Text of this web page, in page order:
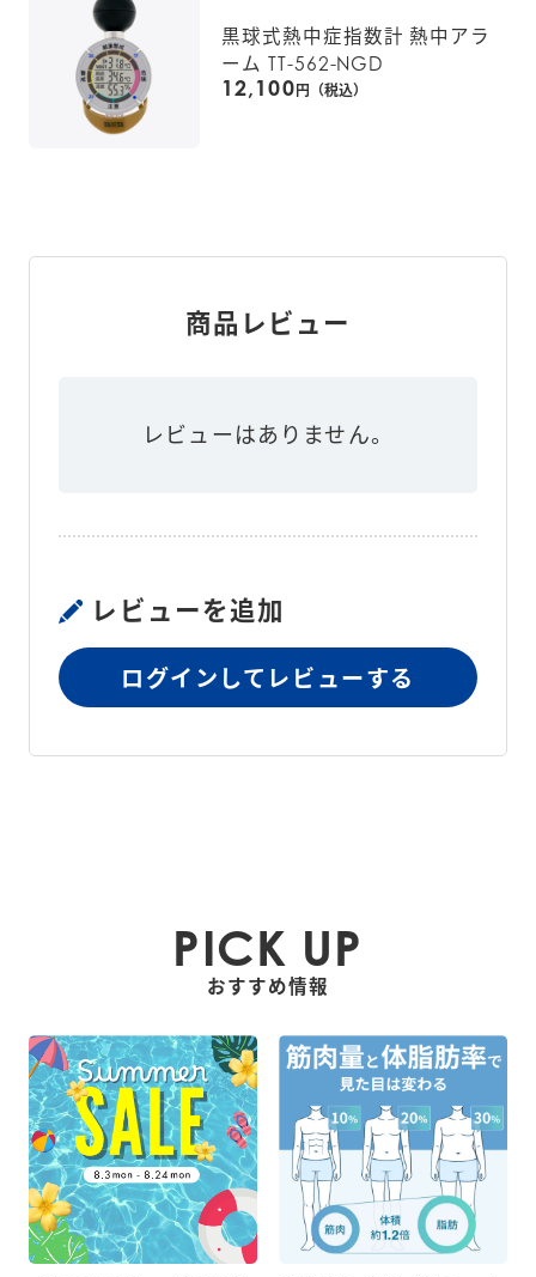
電池寿命
約6ヶ月（1日24回アラームが鳴っ
た場合、アラームの音量や注意レ
ベルによる）
ビナ、ドライバー、お試し用電
（保証書付き）
TC-210（ホワイト）：49047850
本体寸法
本体質量 約 65g
個装箱寸法
幅 80mm × 高さ 180mm × 奥行
42mm
黒球式熱中症指数計 熱中アラ
ーム TT-562-NGD
12,100 円（税込）
商品レビュー
レビューはありません。
レビューを追加
ログインしてレビューする
PICK UP
おすすめ情報